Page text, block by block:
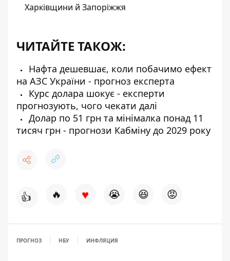
Харківщини й Запоріжжя
ЧИТАЙТЕ ТАКОЖ:
Нафта дешевшає, коли побачимо ефект
на АЗС України - прогноз експерта
Курс долара шокує - експерти
прогнозують, чого чекати далі
Долар по 51 грн та мінімалка понад 11
тисяч грн - прогнози Кабміну до 2029 року
👍 🔥 ♥ 😭 😆 😡
ПРОГНОЗ НБУ ИНФЛЯЦИЯ